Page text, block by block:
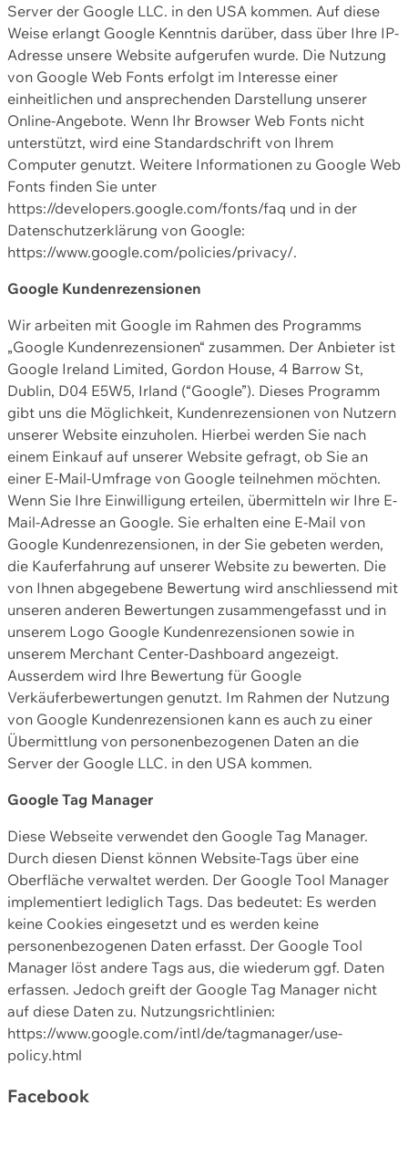
Server der Google LLC. in den USA kommen. Auf diese
Weise erlangt Google Kenntnis darüber, dass über Ihre IP-
Adresse unsere Website aufgerufen wurde. Die Nutzung
von Google Web Fonts erfolgt im Interesse einer
einheitlichen und ansprechenden Darstellung unserer
Online-Angebote. Wenn Ihr Browser Web Fonts nicht
unterstützt, wird eine Standardschrift von Ihrem
Computer genutzt. Weitere Informationen zu Google Web
Fonts finden Sie unter
https://developers.google.com/fonts/faq und in der
Datenschutzerklärung von Google:
https://www.google.com/policies/privacy/.
Google Kundenrezensionen
Wir arbeiten mit Google im Rahmen des Programms
„Google Kundenrezensionen“ zusammen. Der Anbieter ist
Google Ireland Limited, Gordon House, 4 Barrow St,
Dublin, D04 E5W5, Irland (“Google”). Dieses Programm
gibt uns die Möglichkeit, Kundenrezensionen von Nutzern
unserer Website einzuholen. Hierbei werden Sie nach
einem Einkauf auf unserer Website gefragt, ob Sie an
einer E-Mail-Umfrage von Google teilnehmen möchten.
Wenn Sie Ihre Einwilligung erteilen, übermitteln wir Ihre E-
Mail-Adresse an Google. Sie erhalten eine E-Mail von
Google Kundenrezensionen, in der Sie gebeten werden,
die Kauferfahrung auf unserer Website zu bewerten. Die
von Ihnen abgegebene Bewertung wird anschliessend mit
unseren anderen Bewertungen zusammengefasst und in
unserem Logo Google Kundenrezensionen sowie in
unserem Merchant Center-Dashboard angezeigt.
Ausserdem wird Ihre Bewertung für Google
Verkäuferbewertungen genutzt. Im Rahmen der Nutzung
von Google Kundenrezensionen kann es auch zu einer
Übermittlung von personenbezogenen Daten an die
Server der Google LLC. in den USA kommen.
Google Tag Manager
Diese Webseite verwendet den Google Tag Manager.
Durch diesen Dienst können Website-Tags über eine
Oberfläche verwaltet werden. Der Google Tool Manager
implementiert lediglich Tags. Das bedeutet: Es werden
keine Cookies eingesetzt und es werden keine
personenbezogenen Daten erfasst. Der Google Tool
Manager löst andere Tags aus, die wiederum ggf. Daten
erfassen. Jedoch greift der Google Tag Manager nicht
auf diese Daten zu. Nutzungsrichtlinien:
https://www.google.com/intl/de/tagmanager/use-
policy.html
Facebook